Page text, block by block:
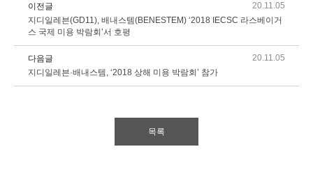
이전글
지디일레븐(GD11), 배내스템(BENESTEM) ‘2018 IECSC 라스베이거
스 국제 미용 박람회’서 호평
20.11.05
다음글
지디일레븐·배내스템, ‘2018 상해 미용 박람회’ 참가
20.11.05
목록